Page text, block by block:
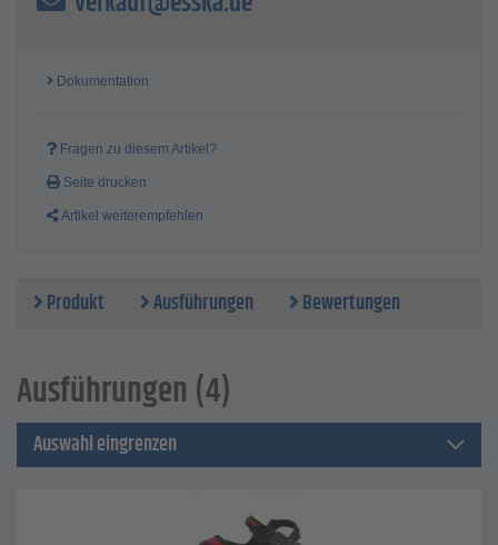
Größen - (S) 34-37, (M) 38-41, (L) 42-44, (XL) 45 - 47
Dokumentation
Fragen zu diesem Artikel?
Seite drucken
Artikel weiterempfehlen
Produkt Ausführungen Bewertungen
Ausführungen (4)
Auswahl eingrenzen